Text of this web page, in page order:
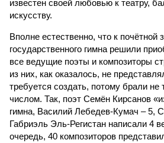
известен своей любовью к театру,
искусству.
Вполне естественно, что к почётной
государственного гимна решили
все ведущие поэты и композиторы
из них, как оказалось, не
требуется создать, потому брали не
числом. Так, поэт Семён Кирсанов
гимна, Василий Лебедев-Кумач – 5,
Габриэль Эль-Регистан написали 4
очередь, 40 композиторов